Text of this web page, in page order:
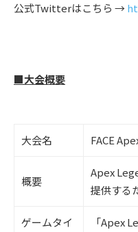
公式Twitterはこちら →
■大会概要
大会名 FACE
概要
Apex
提供する
ゲームタイ
「Apex